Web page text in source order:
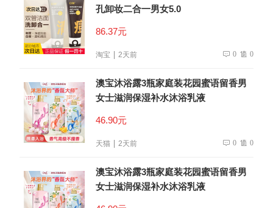
孔卸妆二合一男女5.0
86.37元
淘宝 2天前 0 0
澳宝沐浴露3瓶家庭装花园蜜语留香男
女士滋润保湿补水沐浴乳液
46.90元
天猫 2天前 0 0
澳宝沐浴露3瓶家庭装花园蜜语留香男
女士滋润保湿补水沐浴乳液